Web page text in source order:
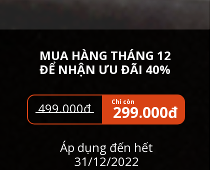
499.000đ Chỉ còn
299.000đ
MUA HÀNG THÁNG 12
ĐỂ NHẬN ƯU ĐÃI 40%
Áp dụng đến hết
31/12/2022